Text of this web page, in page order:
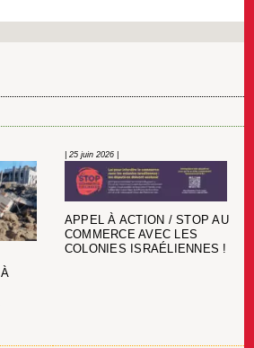
| 25 juin 2026 |
APPEL À ACTION / STOP AU
COMMERCE AVEC LES
COLONIES ISRAÉLIENNES !